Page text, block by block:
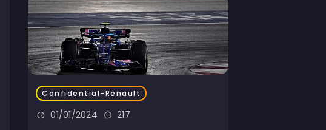
Confidential-Renault
01/01/2024 217